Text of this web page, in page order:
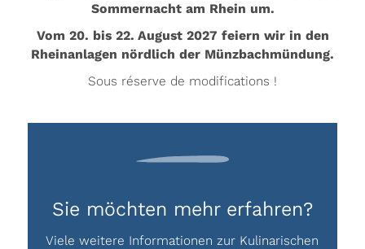
Sommernacht am Rhein um.
Vom 20. bis 22. August 2027 feiern wir in den
Rheinanlagen nördlich der Münzbachmündung.
Sous réserve de modifications !
Sie möchten mehr erfahren?
Viele weitere Informationen zur Kulinarischen